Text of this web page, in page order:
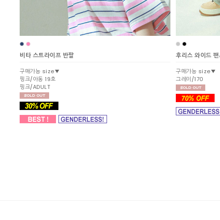
비타 스트라이프 반팔
구매가능 size▼
핑크/아동 19호
핑크/ADULT
후리스 와이드
구매가능 size▼
그레이/170